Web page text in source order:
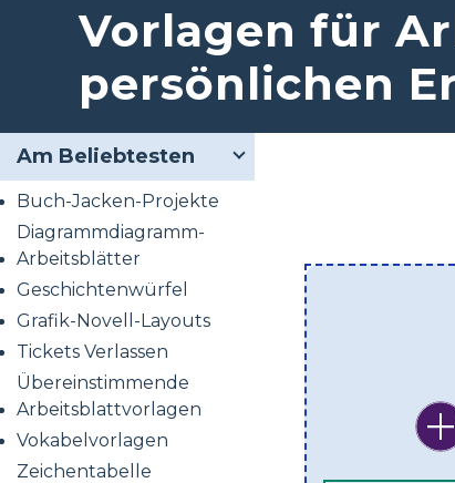
Vorlagen für
persönlichen
Am Beliebtesten
Buch-Jacken-Projekte
Diagrammdiagramm-
Arbeitsblätter
Geschichtenwürfel
Grafik-Novell-Layouts
Tickets Verlassen
Übereinstimmende
Arbeitsblattvorlagen
Vokabelvorlagen
Zeichentabelle